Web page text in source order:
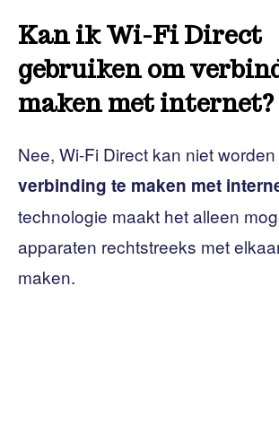
Kan ik Wi-Fi Direct
gebruiken om
maken met internet?
Nee, Wi-Fi Direct kan niet
verbinding te maken met
technologie maakt het alleen
apparaten rechtstreeks met
maken.